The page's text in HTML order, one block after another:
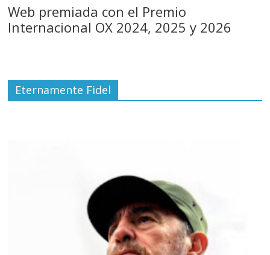
Web premiada con el Premio
Internacional OX 2024, 2025 y 2026
Eternamente Fidel